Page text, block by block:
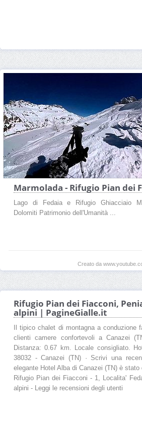
Marmolada - Rifugio Pian dei
Lago di Fedaia e Rifugio Ghiacciaio
Dolomiti Patrimonio dell'Umanità ...
Creato da
Rifugio Pian dei Fiacconi,
alpini | PagineGialle.it
Il tipico chalet di montagna a conduzione
clienti camere confortevoli a Canazei
Distanza: 0.67 km. Locale consigliato.
38032 - Canazei (TN) · Scrivi una
elegante Hotel Alba di Canazei (TN) è stato
Rifugio Pian dei Fiacconi - 1, Localita'
alpini - Leggi le recensioni degli utenti